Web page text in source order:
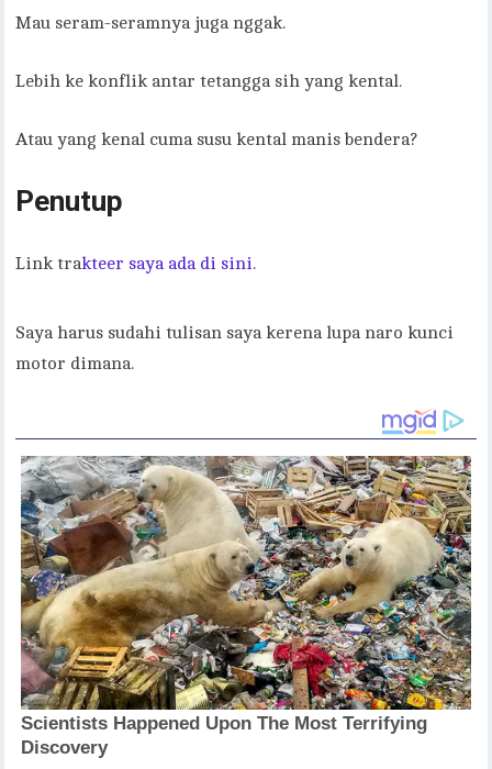
Mau seram-seramnya juga nggak.
Lebih ke konflik antar tetangga sih yang kental.
Atau yang kenal cuma susu kental manis bendera?
Penutup
Link trakteer saya ada di sini.
Saya harus sudahi tulisan saya kerena lupa naro kunci
motor dimana.